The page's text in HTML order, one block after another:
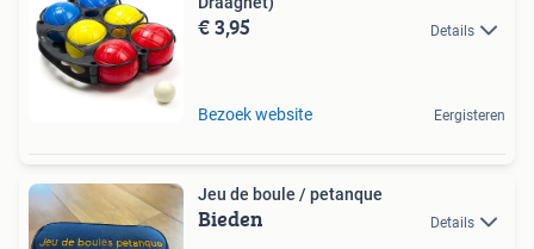
€ 3,95 Details
Bezoek website Eergisteren
Jeu de boule / petanque
Bieden Details